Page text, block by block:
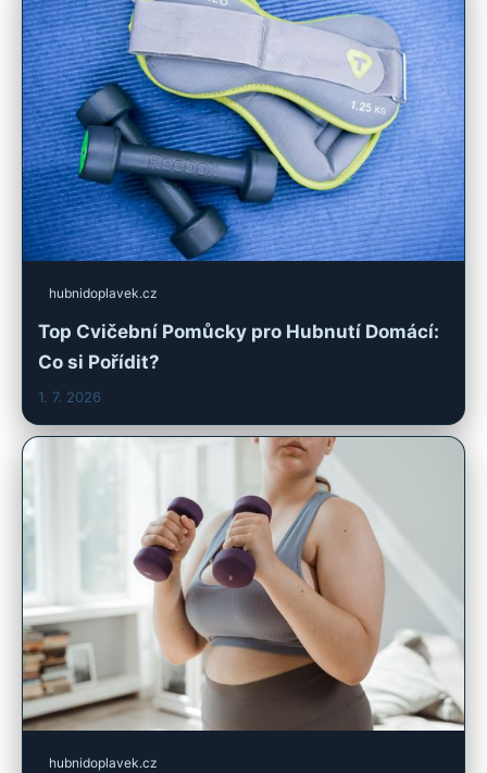
hubnidoplavek.cz
Top Cvičební Pomůcky pro Hubnutí Domácí:
Co si Pořídit?
1. 7. 2026
hubnidoplavek.cz